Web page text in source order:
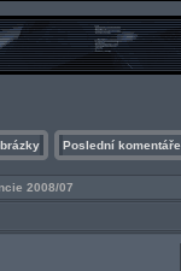
Poslední komentáře
2008/07